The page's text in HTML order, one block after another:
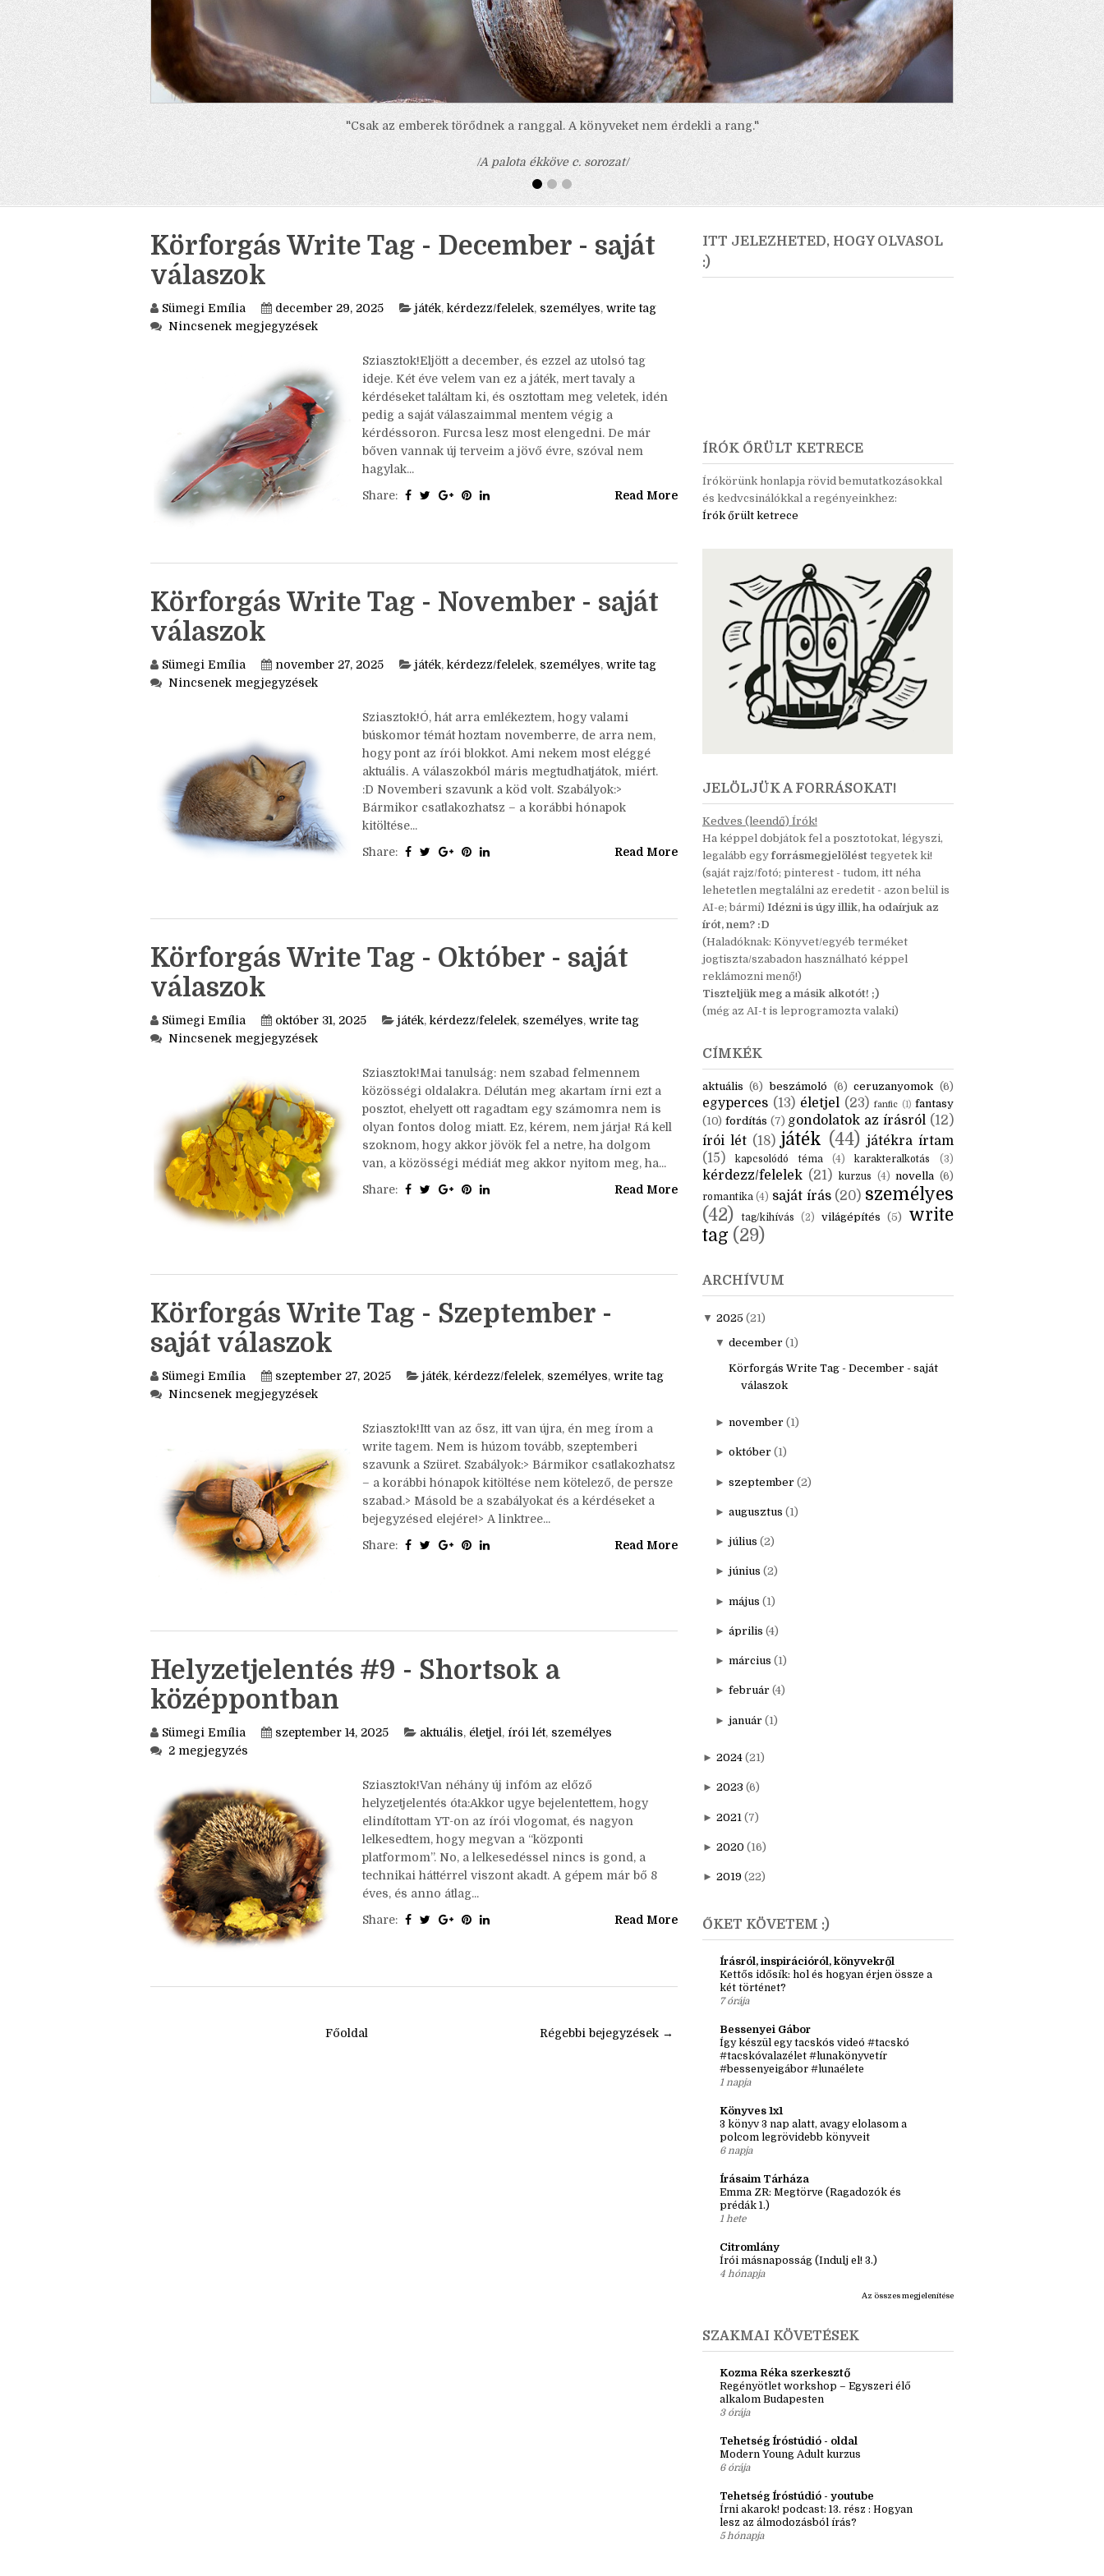
"Csak az emberek törődnek a ranggal. A könyveket nem érdekli a rang."
/A palota ékköve c. sorozat/
Körforgás Write Tag - December - saját
válaszok
Sümegi Emília december 29, 2025 játék, kérdezz/felelek, személyes, write tag
Nincsenek megjegyzések
Sziasztok!Eljött a december, és ezzel az utolsó tag
ideje. Két éve velem van ez a játék, mert tavaly a
kérdéseket találtam ki, és osztottam meg veletek, idén
pedig a saját válaszaimmal mentem végig a
kérdéssoron. Furcsa lesz most elengedni. De már
bőven vannak új terveim a jövő évre, szóval nem
hagylak...
Share:
Read More
Körforgás Write Tag - November - saját
válaszok
Sümegi Emília november 27, 2025 játék, kérdezz/felelek, személyes, write tag
Nincsenek megjegyzések
Sziasztok!Ó, hát arra emlékeztem, hogy valami
búskomor témát hoztam novemberre, de arra nem,
hogy pont az írói blokkot. Ami nekem most eléggé
aktuális. A válaszokból máris megtudhatjátok, miért.
:D Novemberi szavunk a köd volt. Szabályok:>
Bármikor csatlakozhatsz – a korábbi hónapok
kitöltése...
Share:
Read More
Körforgás Write Tag - Október - saját
válaszok
Sümegi Emília október 31, 2025 játék, kérdezz/felelek, személyes, write tag
Nincsenek megjegyzések
Sziasztok!Mai tanulság: nem szabad felmennem
közösségi oldalakra. Délután meg akartam írni ezt a
posztot, ehelyett ott ragadtam egy számomra nem is
olyan fontos dolog miatt. Ez, kérem, nem járja! Rá kell
szoknom, hogy akkor jövök fel a netre, ha dolgom
van, a közösségi médiát meg akkor nyitom meg, ha...
Share:
Read More
Körforgás Write Tag - Szeptember -
saját válaszok
Sümegi Emília szeptember 27, 2025 játék, kérdezz/felelek, személyes, write tag
Nincsenek megjegyzések
Sziasztok!Itt van az ősz, itt van újra, én meg írom a
write tagem. Nem is húzom tovább, szeptemberi
szavunk a Szüret. Szabályok:> Bármikor csatlakozhatsz
– a korábbi hónapok kitöltése nem kötelező, de persze
szabad.> Másold be a szabályokat és a kérdéseket a
bejegyzésed elejére!> A linktree...
Share:
Read More
Helyzetjelentés #9 - Shortsok a
középpontban
Sümegi Emília szeptember 14, 2025 aktuális, életjel, írói lét, személyes
2 megjegyzés
Sziasztok!Van néhány új infóm az előző
helyzetjelentés óta:Akkor ugye bejelentettem, hogy
elindítottam YT-on az írói vlogomat, és nagyon
lelkesedtem, hogy megvan a “központi
platformom”. No, a lelkesedéssel nincs is gond, a
technikai háttérrel viszont akadt. A gépem már bő 8
éves, és anno átlag...
Share:
Read More
Régebbi bejegyzések →
Főoldal
ITT JELEZHETED, HOGY OLVASOL
:)
ÍRÓK ŐRÜLT KETRECE
Írókörünk honlapja rövid bemutatkozásokkal
és kedvcsinálókkal a regényeinkhez:
Írók őrült ketrece
JELÖLJÜK A FORRÁSOKAT!
Kedves (leendő) Írók!
Ha képpel dobjátok fel a posztotokat, légyszi,
legalább egyforrásmegjelölésttegyetek ki!
(saját rajz/fotó; pinterest - tudom, itt néha
lehetetlen megtalálni az eredetit - azon belül is
AI-e; bármi) Idézni is úgy illik, ha odaírjuk az
írót, nem? :D
(Haladóknak: Könyvet/egyéb terméket
jogtiszta/szabadon használható képpel
reklámozni menő!)
Tiszteljük meg a másik alkotót! ;)
(még az AI-t is leprogramozta valaki)
CÍMKÉK
aktuális (6) beszámoló (6) ceruzanyomok (6)
egyperces (13) életjel (23) fanfic (1) fantasy
(10) fordítás (7) gondolatok az írásról (12)
írói lét (18) játék (44) játékra írtam
(15)
kapcsolódó téma (4) karakteralkotás (3)
kérdezz/felelek (21) kurzus (4) novella (6)
romantika (4) saját írás (20) személyes
(42)
tag/kihívás (2) világépítés (5)
write
tag (29)
ARCHÍVUM
▼ 2025 (21)
▼december (1)
Körforgás Write Tag - December - saját
válaszok
►november (1)
►október (1)
►szeptember (2)
►augusztus (1)
►július (2)
►június (2)
►május (1)
►április (4)
►március (1)
►február (4)
►január (1)
► 2024 (21)
► 2023 (6)
► 2021 (7)
► 2020 (16)
► 2019 (22)
ŐKET KÖVETEM :)
Írásról, inspirációról, könyvekről
Kettős idősík: hol és hogyan érjen össze a
két történet?
7 órája
Bessenyei Gábor
Így készül egy tacskós videó #tacskó
#tacskóvalazélet #lunakönyvetír
#bessenyeigábor #lunaélete
1 napja
Könyves 1x1
3 könyv 3 nap alatt, avagy elolasom a
polcom legrövidebb könyveit
6 napja
Írásaim Tárháza
Emma ZR: Megtörve (Ragadozók és
prédák 1.)
1 hete
Citromlány
Írói másnaposság (Indulj el! 3.)
4 hónapja
Az összes megjelenítése
SZAKMAI KÖVETÉSEK
Kozma Réka szerkesztő
Regényötlet workshop – Egyszeri élő
alkalom Budapesten
3 órája
Tehetség Íróstúdió - oldal
Modern Young Adult kurzus
6 órája
Tehetség Íróstúdió - youtube
Írni akarok! podcast: 13. rész : Hogyan
lesz az álmodozásból írás?
5 hónapja